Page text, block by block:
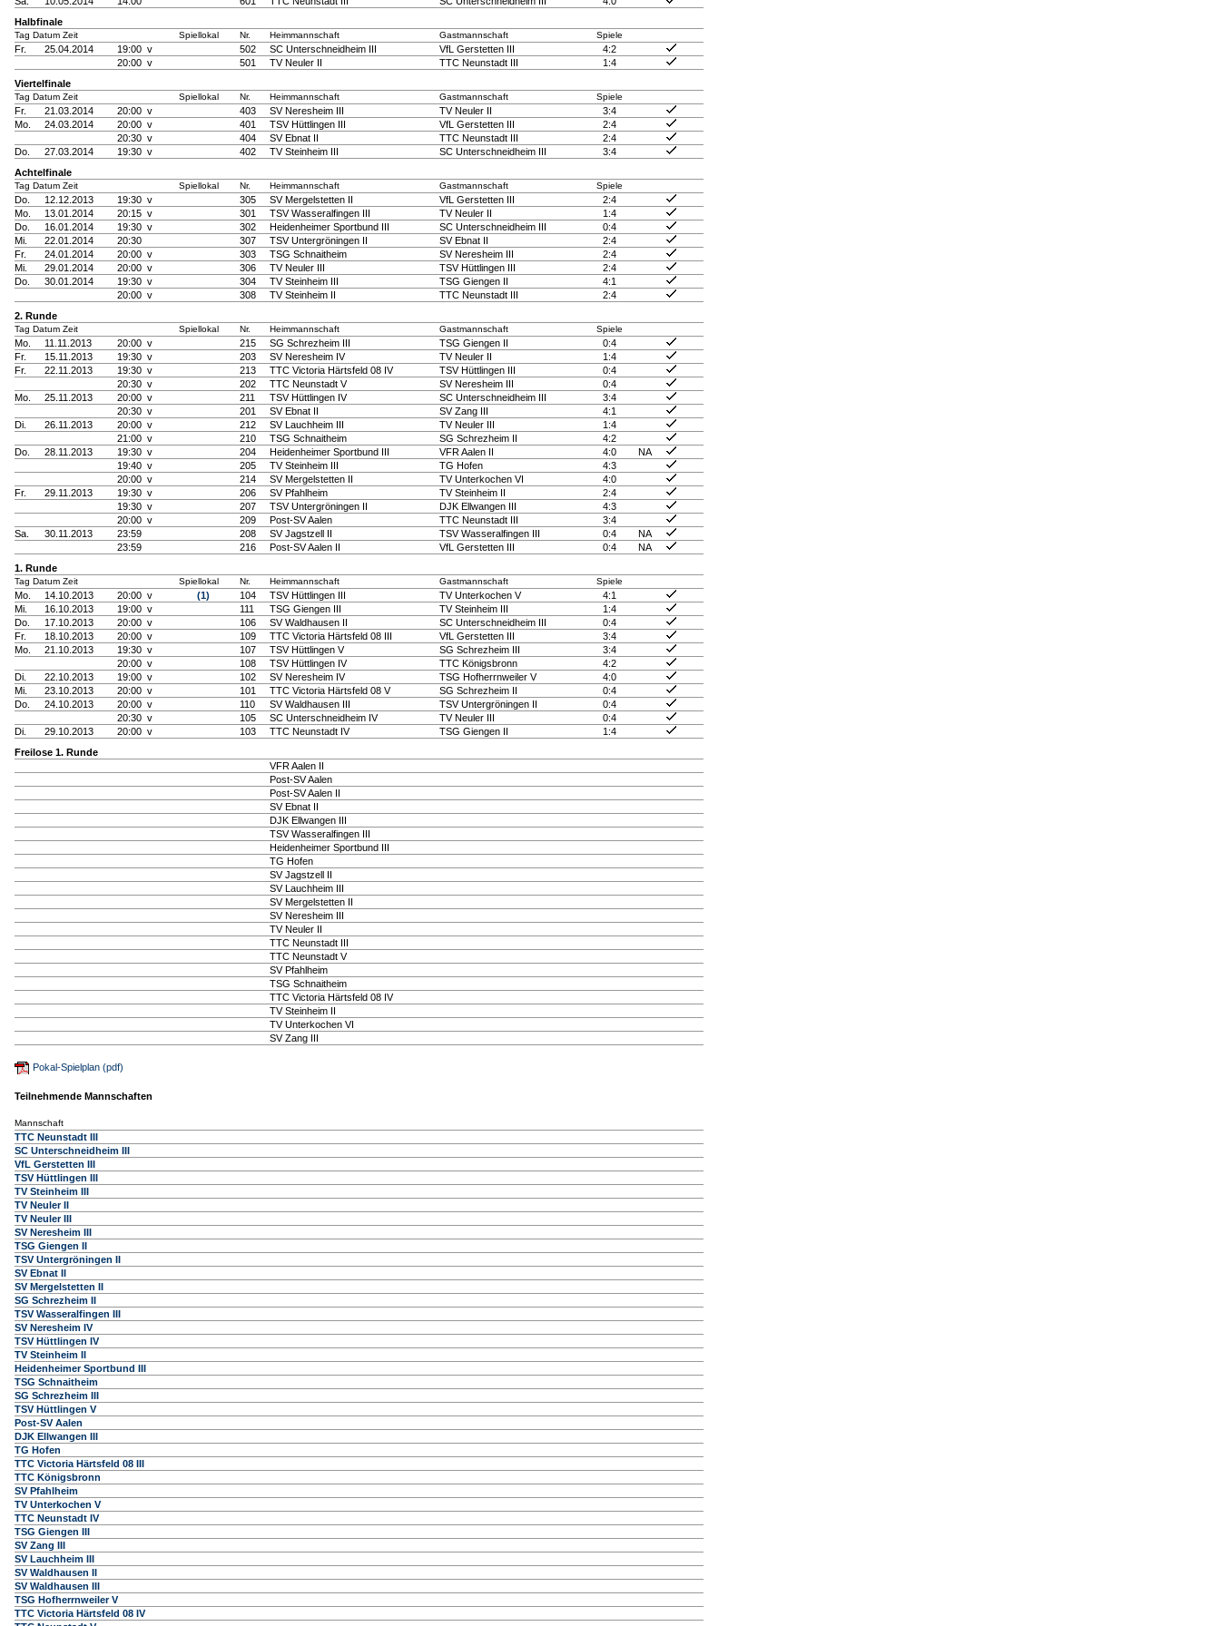
Halbfinale
Tag Datum Zeit Spiellokal Nr. Heimmannschaft Gastmannschaft Spiele
Fr. 25.04.2014 19:00 v 502 SC Unterschneidheim III VfL Gerstetten III
4:2
20:00 v
501 TV Neuler II TTC Neunstadt III
1:4
Viertelfinale
Tag Datum Zeit Spiellokal Nr. Heimmannschaft Gastmannschaft Spiele
Fr. 21.03.2014 20:00 v 403 SV Neresheim III TV Neuler II
3:4
Mo.
24.03.2014 20:00 v 401 TSV Hüttlingen III VfL Gerstetten III
2:4
20:30 v
404 SV Ebnat II TTC Neunstadt III
2:4
Do.
27.03.2014 19:30 v 402 TV Steinheim III SC Unterschneidheim III
3:4
Achtelfinale
Tag Datum Zeit Spiellokal Nr. Heimmannschaft Gastmannschaft Spiele
Do. 12.12.2013 19:30 v 305 SV Mergelstetten II VfL Gerstetten III
2:4
Mo.
13.01.2014 20:15 v 301 TSV Wasseralfingen III TV Neuler II
1:4
Do.
16.01.2014 19:30 v 302 Heidenheimer Sportbund III SC Unterschneidheim III
0:4
Mi.
22.01.2014 20:30 307 TSV Untergröningen II SV Ebnat II
2:4
Fr.
24.01.2014 20:00 v 303 TSG Schnaitheim SV Neresheim III
2:4
Mi.
29.01.2014 20:00 v 306 TV Neuler III TSV Hüttlingen III
2:4
Do.
30.01.2014 19:30 v 304 TV Steinheim III TSG Giengen II
4:1
20:00 v
308 TV Steinheim II TTC Neunstadt III
2:4
2. Runde
Tag Datum Zeit Spiellokal Nr. Heimmannschaft Gastmannschaft Spiele
Mo. 11.11.2013 20:00 v 215 SG Schrezheim III TSG Giengen II
0:4
Fr.
15.11.2013 19:30 v 203 SV Neresheim IV TV Neuler II
1:4
Fr.
22.11.2013 19:30 v 213 TTC Victoria Härtsfeld 08 IV TSV Hüttlingen III
0:4
20:30 v
202 TTC Neunstadt V SV Neresheim III
0:4
Mo.
25.11.2013 20:00 v 211 TSV Hüttlingen IV SC Unterschneidheim III
3:4
20:30 v
201 SV Ebnat II SV Zang III
4:1
Di.
26.11.2013 20:00 v 212 SV Lauchheim III TV Neuler III
1:4
21:00 v
210 TSG Schnaitheim SG Schrezheim II
4:2
Do.
28.11.2013 19:30 v 204 Heidenheimer Sportbund III VFR Aalen II 4:0
NA
19:40 v
205 TV Steinheim III TG Hofen
4:3
20:00 v
214 SV Mergelstetten II TV Unterkochen VI
4:0
Fr.
29.11.2013 19:30 v 206 SV Pfahlheim TV Steinheim II
2:4
19:30 v
207 TSV Untergröningen II DJK Ellwangen III
4:3
20:00 v
209 Post-SV Aalen TTC Neunstadt III
3:4
Sa.
30.11.2013 23:59 208 SV Jagstzell II TSV Wasseralfingen III 0:4
NA
23:59
216 Post-SV Aalen II VfL Gerstetten III 0:4
NA
1. Runde
Tag Datum Zeit Spiellokal Nr. Heimmannschaft Gastmannschaft Spiele
Mo. 14.10.2013 20:00 v (1) 104 TSV Hüttlingen III TV Unterkochen V
4:1
Mi.
16.10.2013 19:00 v 111 TSG Giengen III TV Steinheim III
1:4
Do.
17.10.2013 20:00 v 106 SV Waldhausen II SC Unterschneidheim III
0:4
Fr.
18.10.2013 20:00 v 109 TTC Victoria Härtsfeld 08 III VfL Gerstetten III
3:4
Mo.
21.10.2013 19:30 v 107 TSV Hüttlingen V SG Schrezheim III
3:4
20:00 v
108 TSV Hüttlingen IV TTC Königsbronn
4:2
Di.
22.10.2013 19:00 v 102 SV Neresheim IV TSG Hofherrnweiler V
4:0
Mi.
23.10.2013 20:00 v 101 TTC Victoria Härtsfeld 08 V SG Schrezheim II
0:4
Do.
24.10.2013 20:00 v 110 SV Waldhausen III TSV Untergröningen II
0:4
20:30 v
105 SC Unterschneidheim IV TV Neuler III
0:4
Di.
29.10.2013 20:00 v 103 TTC Neunstadt IV TSG Giengen II
1:4
Freilose 1. Runde
VFR Aalen II
Post-SV Aalen
Post-SV Aalen II
SV Ebnat II
DJK Ellwangen III
TSV Wasseralfingen III
Heidenheimer Sportbund III
TG Hofen
SV Jagstzell II
SV Lauchheim III
SV Mergelstetten II
SV Neresheim III
TV Neuler II
TTC Neunstadt III
TTC Neunstadt V
SV Pfahlheim
TSG Schnaitheim
TTC Victoria Härtsfeld 08 IV
TV Steinheim II
TV Unterkochen VI
SV Zang III
Pokal-Spielplan (pdf)
Teilnehmende Mannschaften
Mannschaft
TTC Neunstadt III
SC Unterschneidheim III
VfL Gerstetten III
TSV Hüttlingen III
TV Steinheim III
TV Neuler II
TV Neuler III
SV Neresheim III
TSG Giengen II
TSV Untergröningen II
SV Ebnat II
SV Mergelstetten II
SG Schrezheim II
TSV Wasseralfingen III
SV Neresheim IV
TSV Hüttlingen IV
TV Steinheim II
Heidenheimer Sportbund III
TSG Schnaitheim
SG Schrezheim III
TSV Hüttlingen V
Post-SV Aalen
DJK Ellwangen III
TG Hofen
TTC Victoria Härtsfeld 08 III
TTC Königsbronn
SV Pfahlheim
TV Unterkochen V
TTC Neunstadt IV
TSG Giengen III
SV Zang III
SV Lauchheim III
SV Waldhausen II
SV Waldhausen III
TSG Hofherrnweiler V
TTC Victoria Härtsfeld 08 IV